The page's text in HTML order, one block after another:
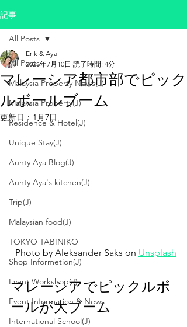
記事
All Posts
Malaysia Property News(J)
Malaysia Property(J)
Residence & Hotel(J)
Unique Stay(J)
Aunty Aya Blog(J)
Aunty Aya's kitchen(J)
Trip(J)
Malaysian food(J)
TOKYO TABINIKO
Shop Informetion(J)
Event Workshop(J)
Event Information & News
International School(J)
All Posts
マレーシア都市部でピック
ルボールブーム
Erik & Aya
2025年7月10日 読了時間: 4分
更新日： 1月7日
Photo by Aleksander Saks on Unsplash
マレーシアでピックルボ
ールが大ブーム